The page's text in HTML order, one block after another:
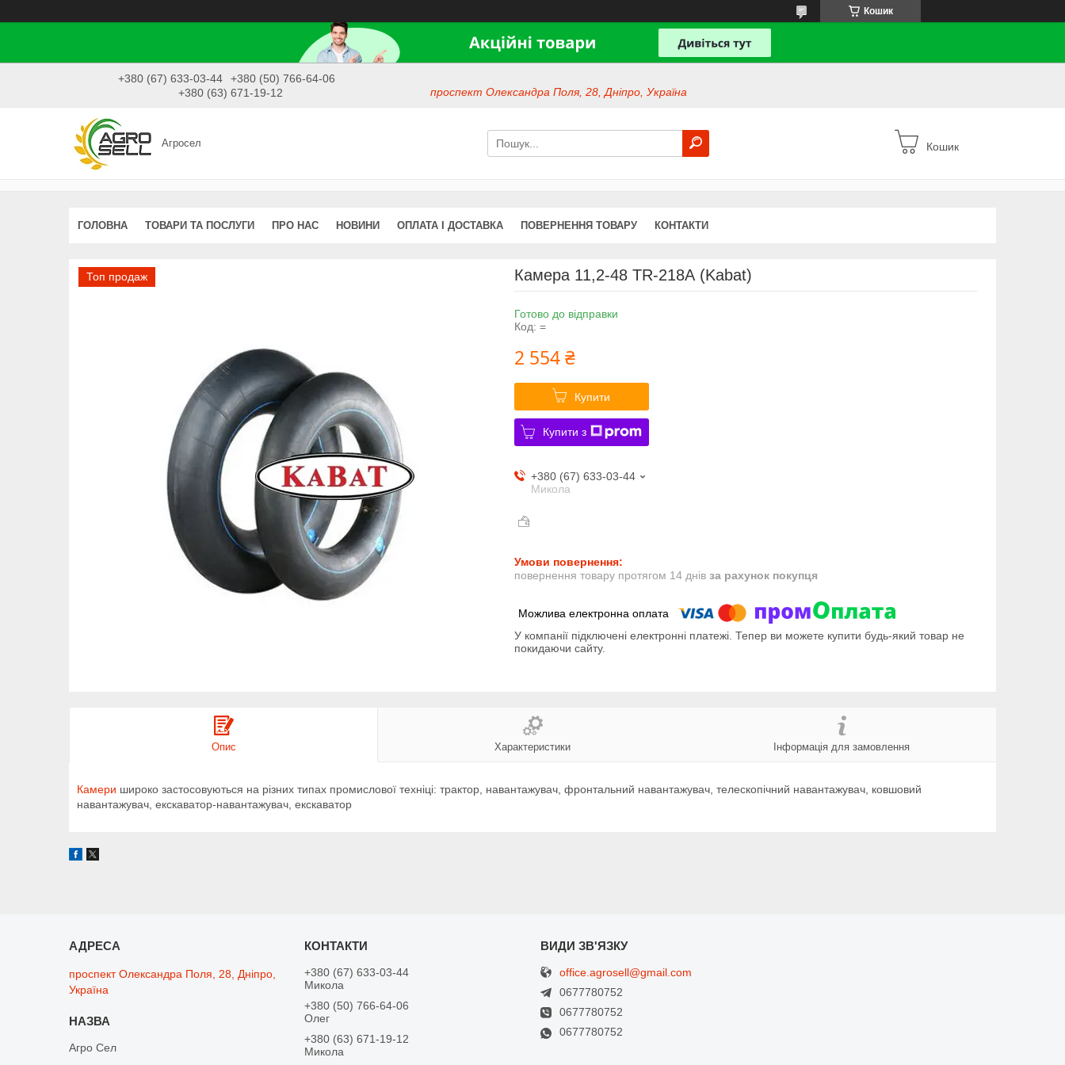
Кошик
+380 (67) 633-03-44
+380 (50) 766-64-06
+380 (63) 671-19-12
проспект Олександра Поля, 28, Дніпро, Україна
Агросел Кошик
ГОЛОВНА ТОВАРИ ТА ПОСЛУГИ ПРО НАС НОВИНИ ОПЛАТА І ДОСТАВКА ПОВЕРНЕННЯ ТОВАРУ КОНТАКТИ
Топ продаж Камера 11,2-48 TR-218А (Kabat)
Готово до відправки
Код: =
2 554 ₴
Купити
Купити з
+380 (67) 633-03-44
Микола
повернення товару протягом 14 днів за рахунок покупця
У компанії підключені електронні платежі. Тепер ви можете купити будь-який товар не
покидаючи сайту.
Опис Характеристики Інформація для замовлення
Камери широко застосовуються на різних типах промислової техніці: трактор, навантажувач, фронтальний навантажувач, телескопічний навантажувач, ковшовий
навантажувач, екскаватор-навантажувач, екскаватор
проспект Олександра Поля, 28, Дніпро,
Україна
Агро Сел
+380 (67) 633-03-44
Микола
+380 (50) 766-64-06
Олег
+380 (63) 671-19-12
Микола
office.agrosell@gmail.com
0677780752
0677780752
0677780752